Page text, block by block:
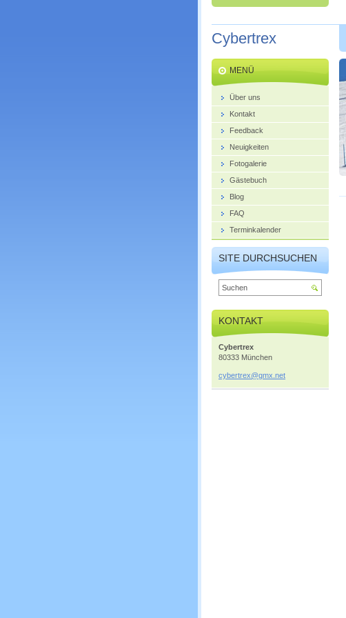
Cybertrex
MENÜ
Über uns
Kontakt
Feedback
Neuigkeiten
Fotogalerie
Gästebuch
Blog
FAQ
Terminkalender
SITE DURCHSUCHEN
KONTAKT
Cybertrex
80333 München
cybertrex@gmx.net